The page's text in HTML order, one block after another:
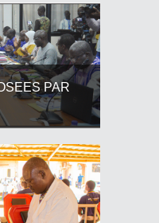
PAR